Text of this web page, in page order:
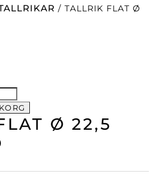
/ TALLRIK FLAT Ø
Ø 22,5